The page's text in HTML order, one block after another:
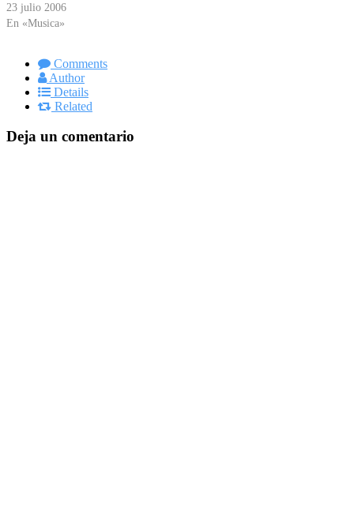
la anterior con practicamente
todos los temas viejos. Eso hará
23 julio 2006
En «Musica»
Comments
Author
Details
Related
Deja un comentario